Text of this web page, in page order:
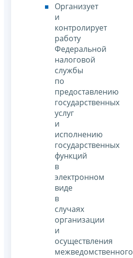
Организует
и
контролирует
работу
Федеральной
налоговой
службы
по
предоставлению
государственных
услуг
и
исполнению
государственных
функций
в
электронном
виде
в
случаях
организации
и
осуществления
межведомственного